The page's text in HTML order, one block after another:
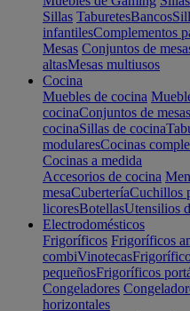
Sillas TaburetesBancos
infantilesComplementos
Mesas Conjuntos de
altasMesas multiusos
Cocina
Muebles de cocina
cocinaConjuntos de
cocinaSillas de cocina
modularesCocinas
Cocinas a medida
Accesorios de cocina
mesaCuberteríaCuchillos
licoresBotellasUtensilios
Electrodomésticos
Frigoríficos Frigoríficos
combiVinotecas
pequeñosFrigoríficos
Congeladores
horizontales